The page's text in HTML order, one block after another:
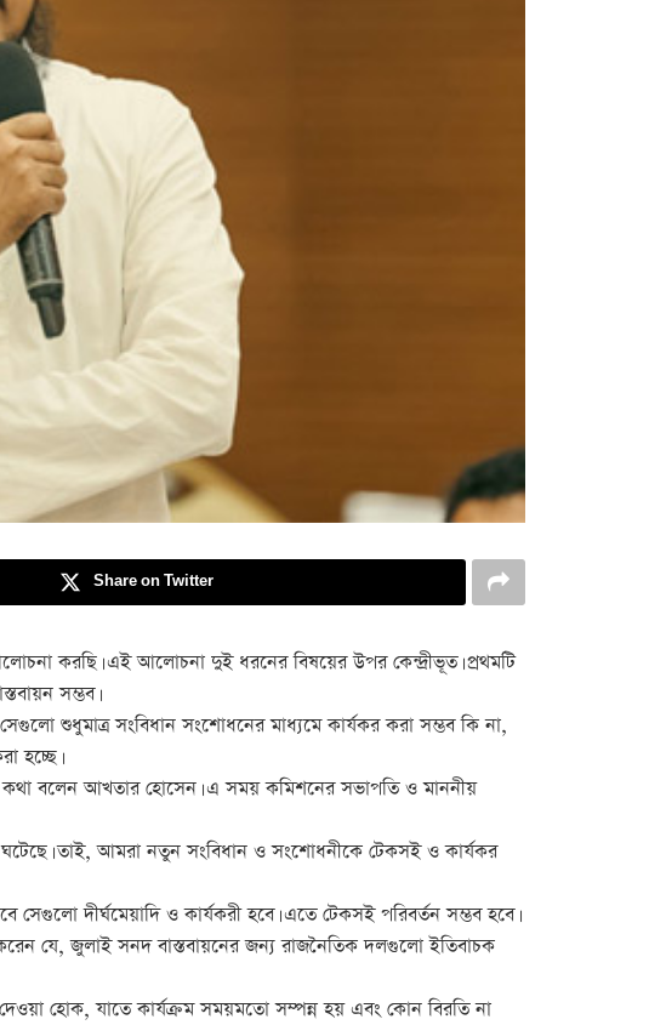
Share on Twitter
করছি। এই আলোচনা দুই ধরনের বিষয়ের উপর কেন্দ্রীভূত। প্রথমটি
সম্ভব।
শুধুমাত্র সংবিধান সংশোধনের মাধ্যমে কার্যকর করা সম্ভব কি না,
হচ্ছে।
কথা বলেন আখতার হোসেন। এ সময় কমিশনের সভাপতি ও মাননীয়
ঘটেছে। তাই, আমরা নতুন সংবিধান ও সংশোধনীকে টেকসই ও কার্যকর
দীর্ঘমেয়াদি ও কার্যকরী হবে। এতে টেকসই পরিবর্তন সম্ভব হবে।
যে, জুলাই সনদ বাস্তবায়নের জন্য রাজনৈতিক দলগুলো ইতিবাচক
হোক, যাতে কার্যক্রম সময়মতো সম্পন্ন হয় এবং কোন বিরতি না